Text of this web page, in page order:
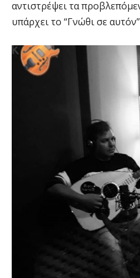
αντιστρέψει τα
υπάρχει το “Γνώθι σε